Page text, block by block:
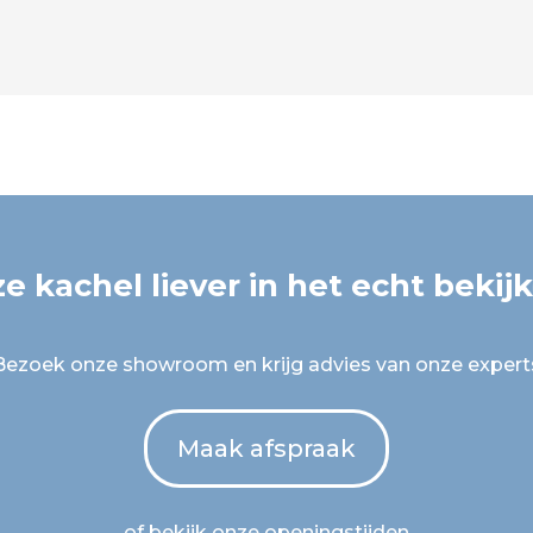
kachel liever in het echt
onze showroom en krijg advies van onze
Maak afspraak